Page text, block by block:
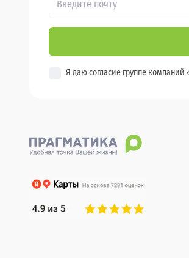
Я даю согласие группе компаний